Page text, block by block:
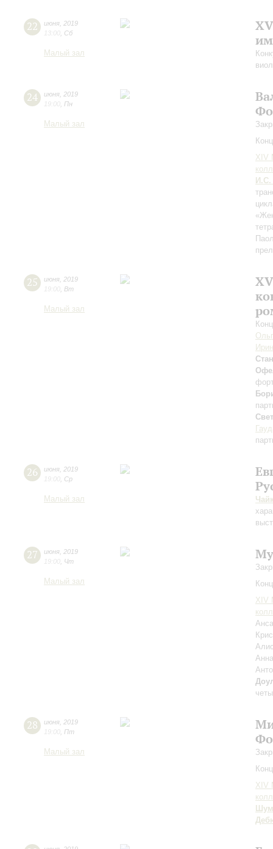
22 июня 2019
13:00 Сб
Малый зал
24 июня 2019
19:00 Пн
Малый зал
XIV
И.С.
25 июня 2019
19:00 Вт
Малый зал
26 июня 2019
19:00 Ср
Малый зал
27 июня 2019
19:00 Чт
Малый зал
XIV
28 июня 2019
19:00 Пт
Малый зал
XIV